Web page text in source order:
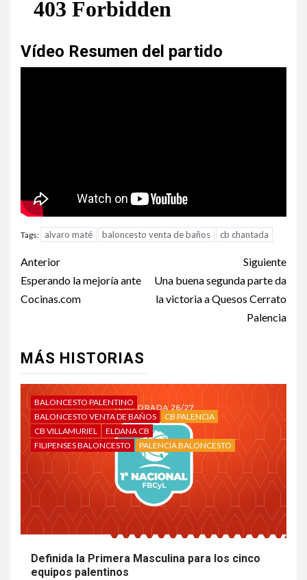
Vídeo Resumen del partido
Tags: alvaro maté baloncesto venta de baños cb chantada
Anterior
Esperando la mejoría ante
Cocinas.com
Siguiente
Una buena segunda parte da
la victoria a Quesos Cerrato
Palencia
MÁS HISTORIAS
BALONCESTO PALENTINO
BALONCESTO VENTA DE BAÑOS
CB PALENCIA
CB VILLAMURIEL
ELDANA CB
FILIPENSES BALONCESTO
PALENCIA BALONCESTO
Definida la Primera Masculina para los cinco
equipos palentinos